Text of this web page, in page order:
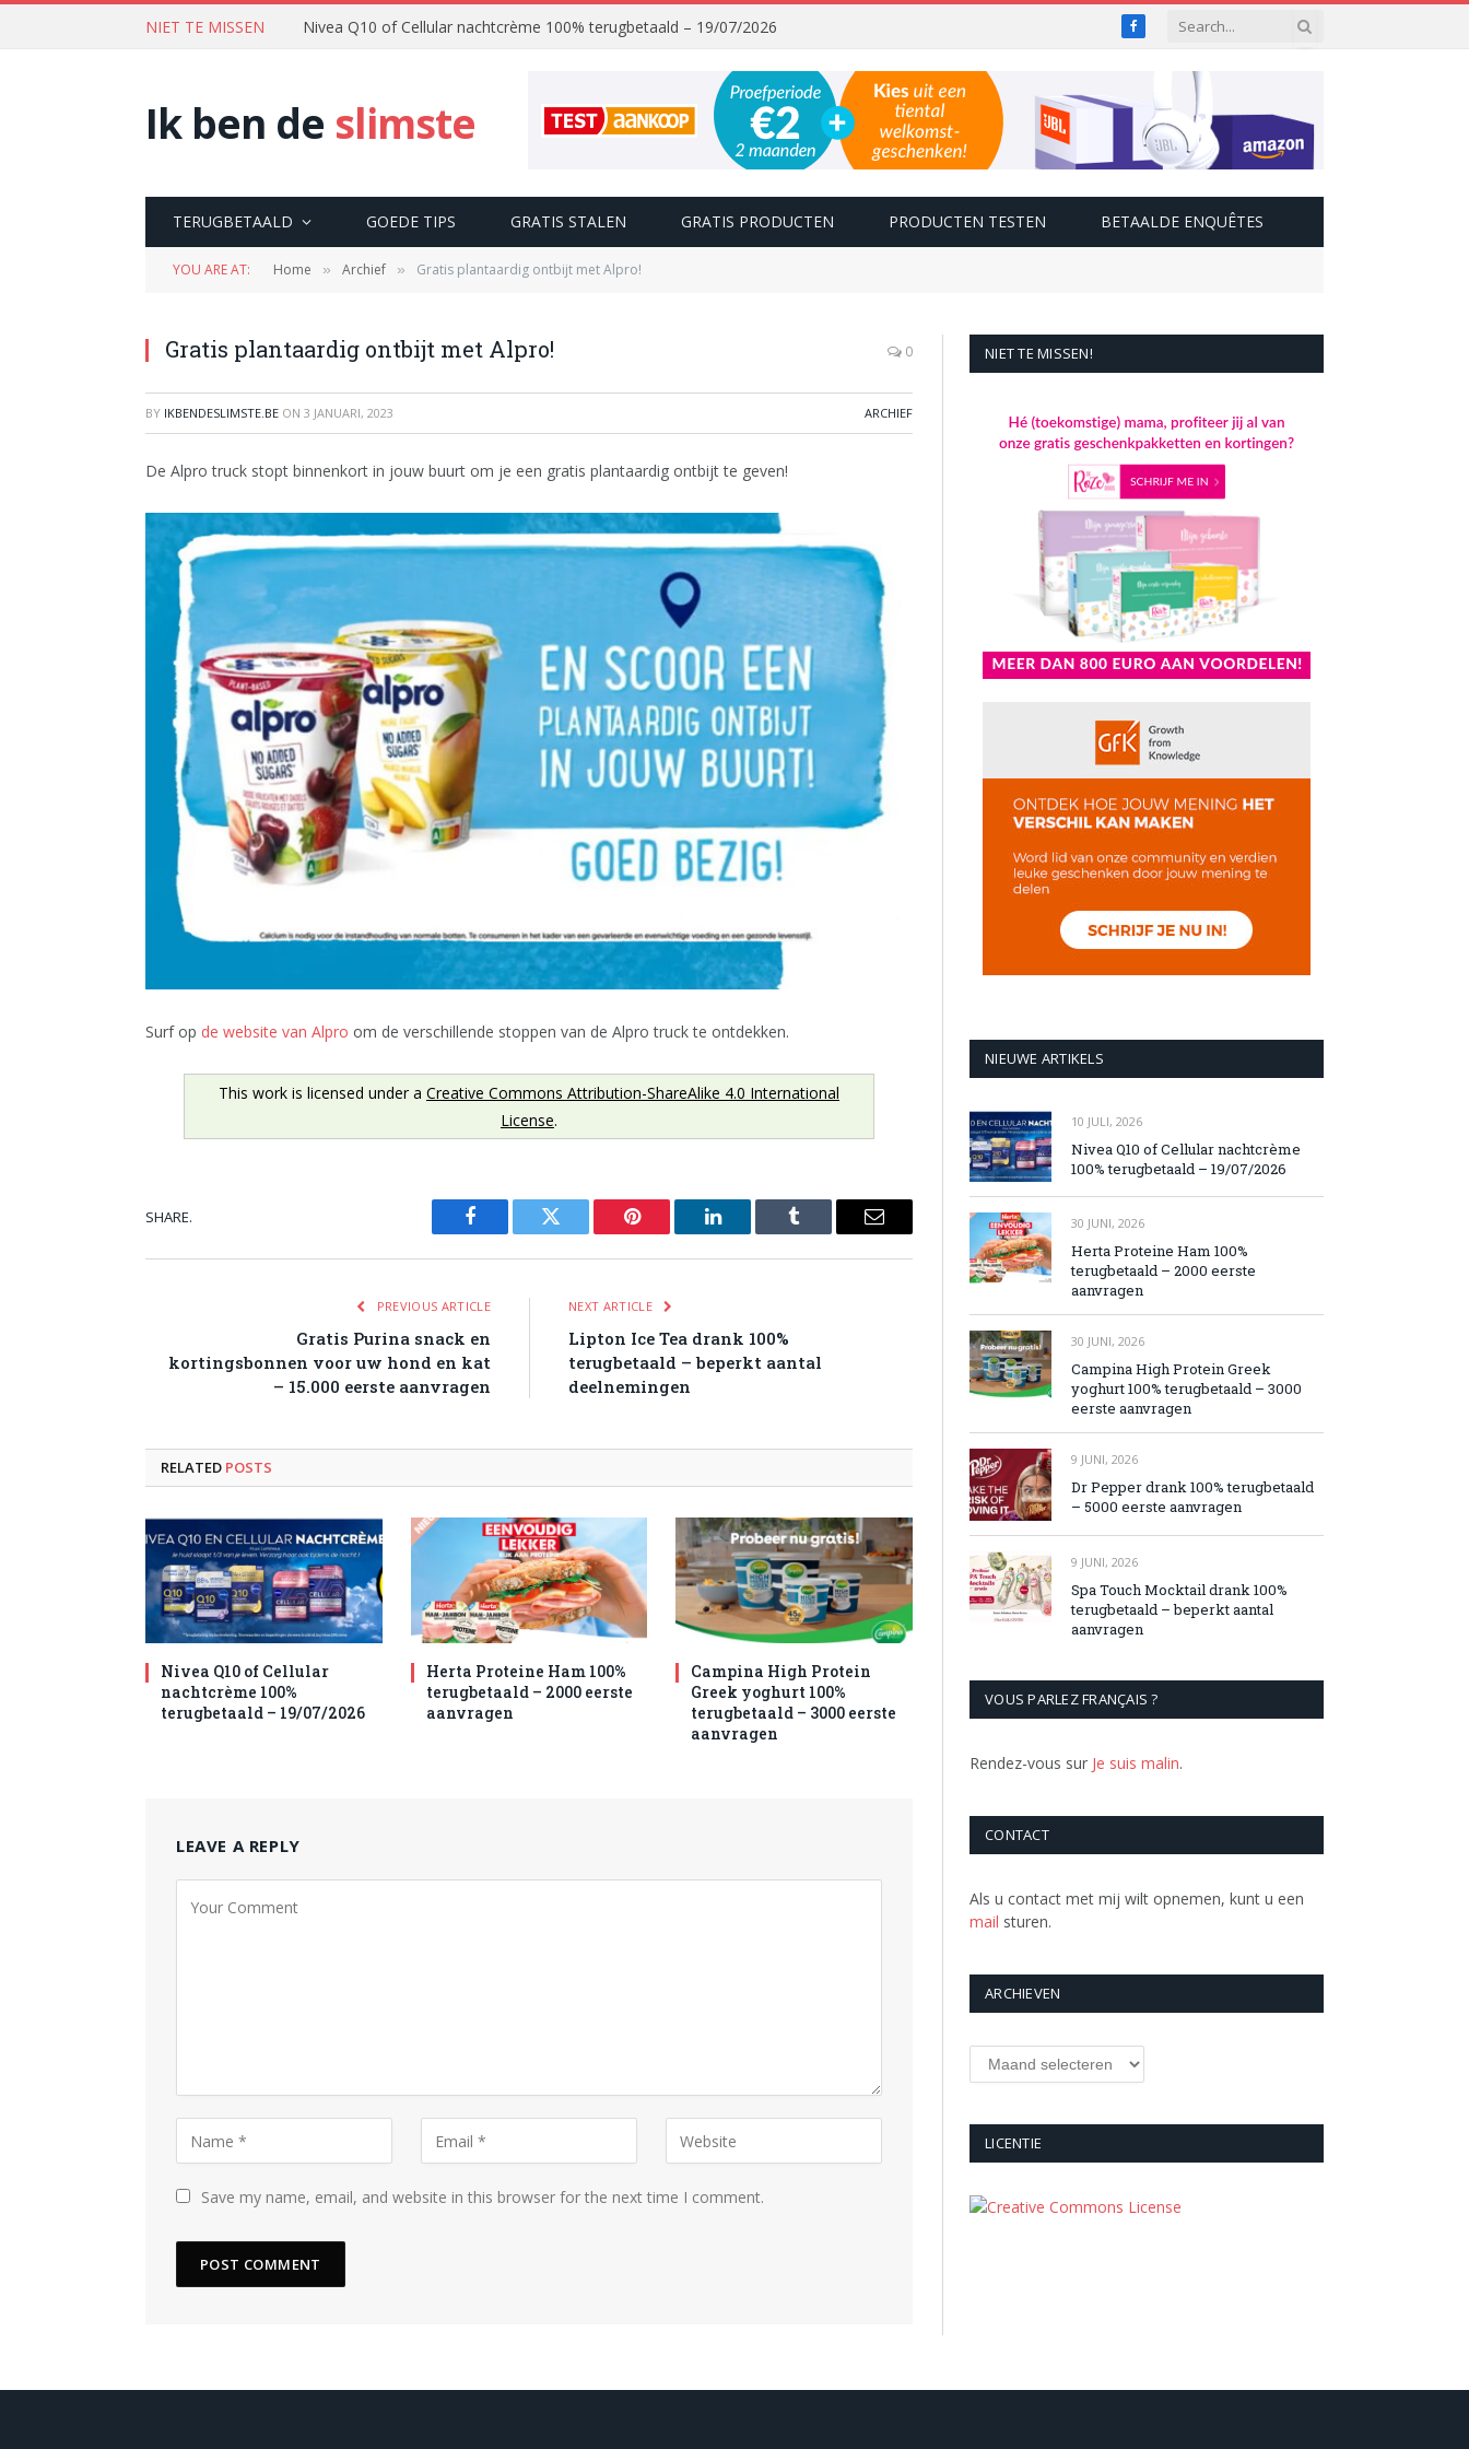
NIET TE MISSEN Nivea Q10 of Cellular nachtcrème 100% terugbetaald – 19/07/2026 Facebook
Ik ben de slimste
TERUGBETAALD GOEDE TIPS GRATIS STALEN GRATIS PRODUCTEN PRODUCTEN TESTEN BETAALDE ENQUÊTES
YOU ARE AT: Home » Archief » Gratis plantaardig ontbijt met Alpro!
Gratis plantaardig ontbijt met Alpro! 0
BY IKBENDESLIMSTE.BE ON 3 JANUARI, 2023 ARCHIEF
De Alpro truck stopt binnenkort in jouw buurt om je een gratis plantaardig ontbijt te geven!
Surf op de website van Alpro om de verschillende stoppen van de Alpro truck te ontdekken.
This work is licensed under a Creative Commons Attribution-ShareAlike 4.0 International
License.
SHARE.
Facebook Twitter Pinterest LinkedIn Tumblr Email
PREVIOUS ARTICLE
Gratis Purina snack en
kortingsbonnen voor uw hond en kat
– 15.000 eerste aanvragen
NEXT ARTICLE
Lipton Ice Tea drank 100%
terugbetaald – beperkt aantal
deelnemingen
RELATED POSTS
Nivea Q10 of Cellular
nachtcrème 100%
terugbetaald – 19/07/2026
Herta Proteine Ham 100%
terugbetaald – 2000 eerste
aanvragen
Campina High Protein
Greek yoghurt 100%
terugbetaald – 3000 eerste
aanvragen
LEAVE A REPLY
Save my name, email, and website in this browser for the next time I comment.
NIET TE MISSEN!
NIEUWE ARTIKELS
10 JULI, 2026
Nivea Q10 of Cellular nachtcrème
100% terugbetaald – 19/07/2026
30 JUNI, 2026
Herta Proteine Ham 100%
terugbetaald – 2000 eerste
aanvragen
30 JUNI, 2026
Campina High Protein Greek
yoghurt 100% terugbetaald – 3000
eerste aanvragen
9 JUNI, 2026
Dr Pepper drank 100% terugbetaald
– 5000 eerste aanvragen
9 JUNI, 2026
Spa Touch Mocktail drank 100%
terugbetaald – beperkt aantal
aanvragen
VOUS PARLEZ FRANÇAIS ?
Rendez-vous sur Je suis malin.
CONTACT
Als u contact met mij wilt opnemen, kunt u een
mail sturen.
ARCHIEVEN
LICENTIE